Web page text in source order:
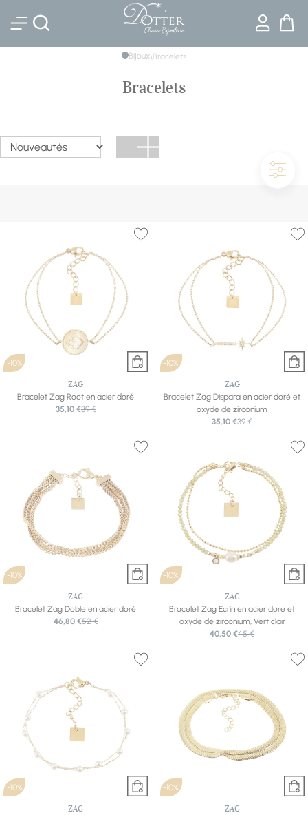
Bijouterie DOTTER
Bijoux\Bracelets
Bracelets
-10%
ZAG
Bracelet Zag Root en acier doré
35,10 €39 €
-10%
ZAG
Bracelet Zag Dispara en acier doré et
oxyde de zirconium
35,10 €39 €
-10%
ZAG
Bracelet Zag Doble en acier doré
46,80 €52 €
-10%
ZAG
Bracelet Zag Ecrin en acier doré et
oxyde de zirconium, Vert clair
40,50 €45 €
-10%
ZAG
-10%
ZAG